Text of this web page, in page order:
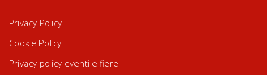
Privacy Policy
Cookie Policy
Privacy policy eventi e fiere